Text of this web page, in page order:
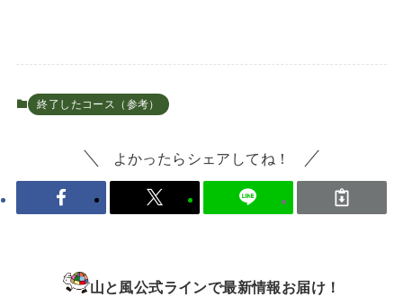
終了したコース（参考）
よかったらシェアしてね！
山と風公式ラインで最新情報お届け！